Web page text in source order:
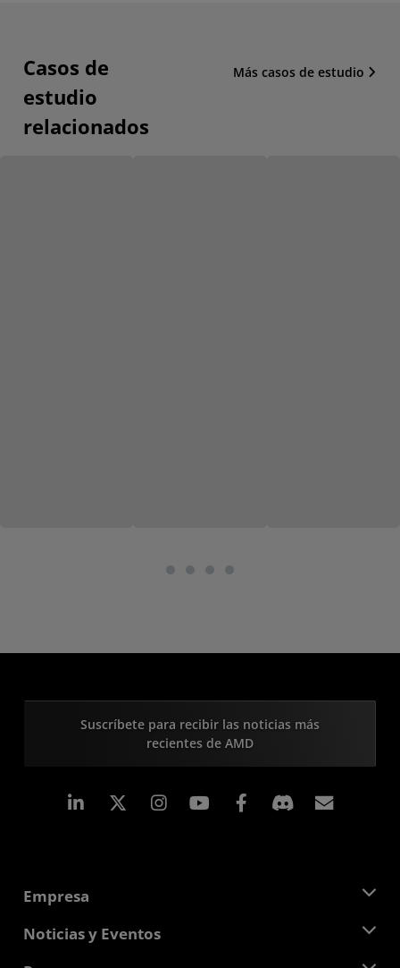
Casos de
estudio
relacionados
Más casos de estudio
Suscríbete para recibir las noticias más
recientes de AMD
LinkedIn Instagram Facebook
Empresa
Acerca de AMD
Noticias y Eventos